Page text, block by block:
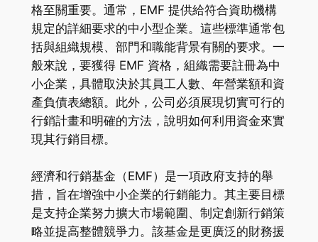
格至關重要。通常，EMF 提供給符合資助機構
規定的詳細要求的中小型企業。這些標準通常包
括與組織規模、部門和職能背景有關的要求。一
般來說，要獲得 EMF 資格，組織需要註冊為中
小企業，具體取決於其員工人數、年營業額和資
產負債表總額。此外，公司必須展現切實可行的
行銷計畫和明確的方法，說明如何利用資金來實
現其行銷目標。
經濟和行銷基金（EMF）是一項政府支持的舉
措，旨在增強中小企業的行銷能力。其主要目標
是支持企業努力擴大市場範圍、制定創新行銷策
略並提高整體競爭力。該基金是更廣泛的財務援